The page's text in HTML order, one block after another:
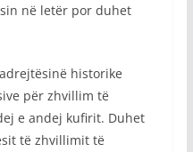
në letër por duhet
historike
për zhvillim të
e andej kufirit. Duhet
të zhvillimit të